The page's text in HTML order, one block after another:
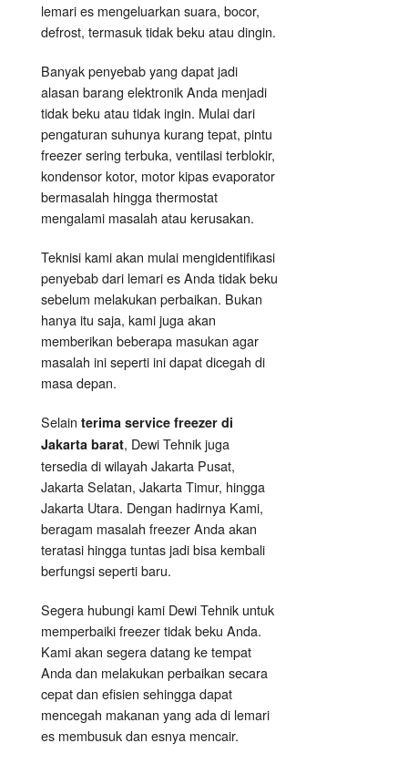
lemari es mengeluarkan suara, bocor,
defrost, termasuk tidak beku atau dingin.
Banyak penyebab yang dapat jadi
alasan barang elektronik Anda menjadi
tidak beku atau tidak ingin. Mulai dari
pengaturan suhunya kurang tepat, pintu
freezer sering terbuka, ventilasi terblokir,
kondensor kotor, motor kipas evaporator
bermasalah hingga thermostat
mengalami masalah atau kerusakan.
Teknisi kami akan mulai mengidentifikasi
penyebab dari lemari es Anda tidak beku
sebelum melakukan perbaikan. Bukan
hanya itu saja, kami juga akan
memberikan beberapa masukan agar
masalah ini seperti ini dapat dicegah di
masa depan.
Selain terima service freezer di
Jakarta barat, Dewi Tehnik juga
tersedia di wilayah Jakarta Pusat,
Jakarta Selatan, Jakarta Timur, hingga
Jakarta Utara. Dengan hadirnya Kami,
beragam masalah freezer Anda akan
teratasi hingga tuntas jadi bisa kembali
berfungsi seperti baru.
Segera hubungi kami Dewi Tehnik untuk
memperbaiki freezer tidak beku Anda.
Kami akan segera datang ke tempat
Anda dan melakukan perbaikan secara
cepat dan efisien sehingga dapat
mencegah makanan yang ada di lemari
es membusuk dan esnya mencair.